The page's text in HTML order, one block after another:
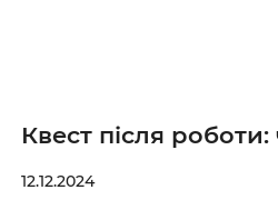
Квест після
12.12.2024